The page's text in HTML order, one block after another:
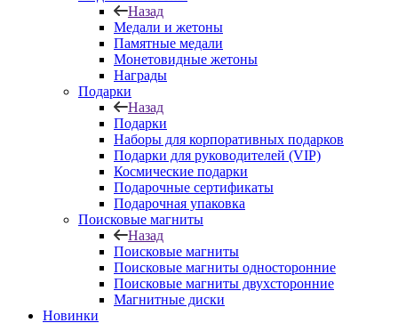
Назад
Медали и жетоны
Памятные медали
Монетовидные жетоны
Награды
Подарки
Назад
Подарки
Наборы для корпоративных подарков
Подарки для руководителей (VIP)
Космические подарки
Подарочные сертификаты
Подарочная упаковка
Поисковые магниты
Назад
Поисковые магниты
Поисковые магниты односторонние
Поисковые магниты двухсторонние
Магнитные диски
Новинки